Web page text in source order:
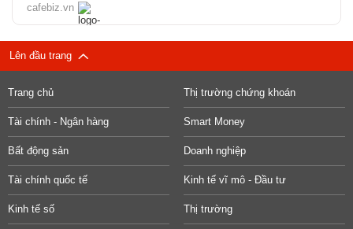
cafebiz.vn
Lên đầu trang
Trang chủ Thị trường chứng khoán
Tài chính - Ngân hàng Smart Money
Bất động sản Doanh nghiệp
Tài chính quốc tế Kinh tế vĩ mô - Đầu tư
Kinh tế số Thị trường